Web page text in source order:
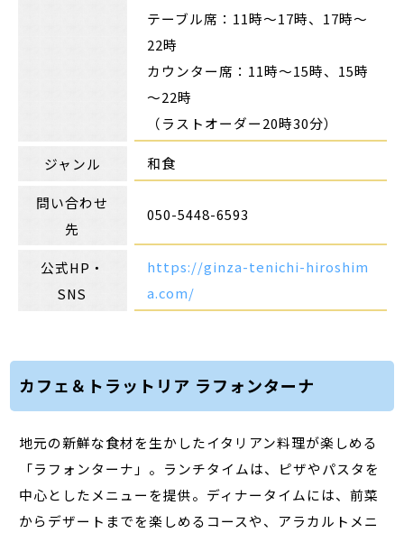
テーブル席：11時～17時、17時～
22時
カウンター席：11時～15時、15時
～22時
（ラストオーダー20時30分）
ジャンル 和食
問い合わせ
先
050-5448-6593
公式HP・
SNS
https://ginza-tenichi-hiroshim
a.com/
カフェ＆トラットリア ラフォンターナ
地元の新鮮な食材を生かしたイタリアン料理が楽しめる
「ラフォンターナ」。ランチタイムは、ピザやパスタを
中心としたメニューを提供。ディナータイムには、前菜
からデザートまでを楽しめるコースや、アラカルトメニ